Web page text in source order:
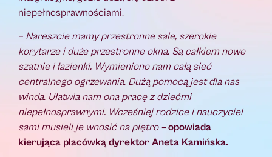
niepełnosprawnościami.
– Nareszcie mamy przestronne sale, szerokie
korytarze i duże przestronne okna. Są całkiem nowe
szatnie i łazienki. Wymieniono nam całą sieć
centralnego ogrzewania. Dużą pomocą jest dla nas
winda. Ułatwia nam ona pracę z dziećmi
niepełnosprawnymi. Wcześniej rodzice i nauczyciel
sami musieli je wnosić na piętro –opowiada
kierująca placówką dyrektor Aneta Kamińska.